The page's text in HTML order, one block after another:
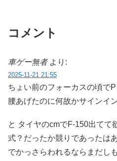
コメント
車ゲー無者 より:
2025-11-21 21:55
ちょい前のフォーカスの頃で
腰あげたのに何故かサインイ
と タイヤのcmでF-150出てて
式？だったか競りであったは
でかっさらわれるならまだし